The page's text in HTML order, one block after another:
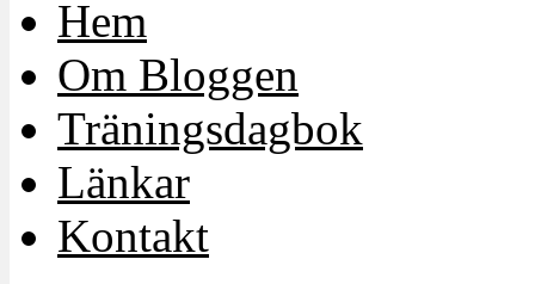
Hem
Om Bloggen
Träningsdagbok
Länkar
Kontakt